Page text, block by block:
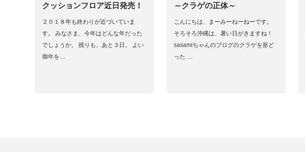
クッションフロア近日発売！
２０１８年も終わりが近づいていま
す。 みなさま、今年はどんな年だった
でしょうか。 残りも、あと３日。 よい
御年を…
～クラゲの正体～
こんにちは、まーみーねーねーです。
そろそろ沖縄は、暑い日がきますね！
sasamiちゃんのブログのクラゲを形ど
った …